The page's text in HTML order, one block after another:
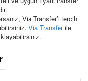
Via Transfer’i tercih
Via Transferile